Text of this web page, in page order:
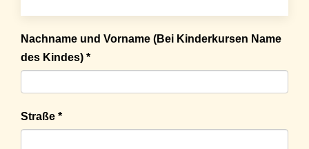
Nachname und Vorname (Bei Kinderkursen Name
des Kindes) *
Straße *